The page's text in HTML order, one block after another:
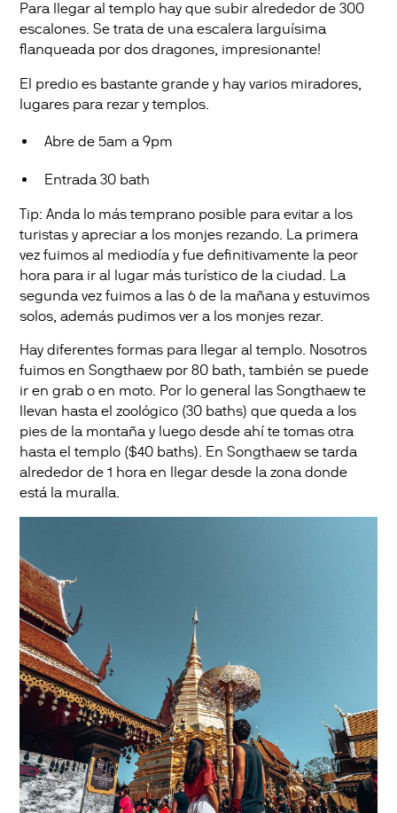
Para llegar al templo hay que subir alrededor de 300
escalones. Se trata de una escalera larguísima
flanqueada por dos dragones, impresionante!
El predio es bastante grande y hay varios miradores,
lugares para rezar y templos.
Abre de 5am a 9pm
Entrada 30 bath
Tip: Anda lo más temprano posible para evitar a los
turistas y apreciar a los monjes rezando. La primera
vez fuimos al mediodía y fue definitivamente la peor
hora para ir al lugar más turístico de la ciudad. La
segunda vez fuimos a las 6 de la mañana y estuvimos
solos, además pudimos ver a los monjes rezar.
Hay diferentes formas para llegar al templo. Nosotros
fuimos en Songthaew por 80 bath, también se puede
ir en grab o en moto. Por lo general las Songthaew te
llevan hasta el zoológico (30 baths) que queda a los
pies de la montaña y luego desde ahí te tomas otra
hasta el templo ($40 baths). En Songthaew se tarda
alrededor de 1 hora en llegar desde la zona donde
está la muralla.